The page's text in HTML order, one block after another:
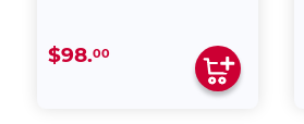
$98.00